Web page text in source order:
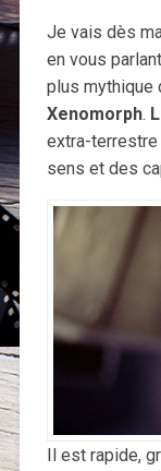
Je vais dès
en vous
plus mythique
Xenomorph.
extra-
sens et des
Il est rapide,